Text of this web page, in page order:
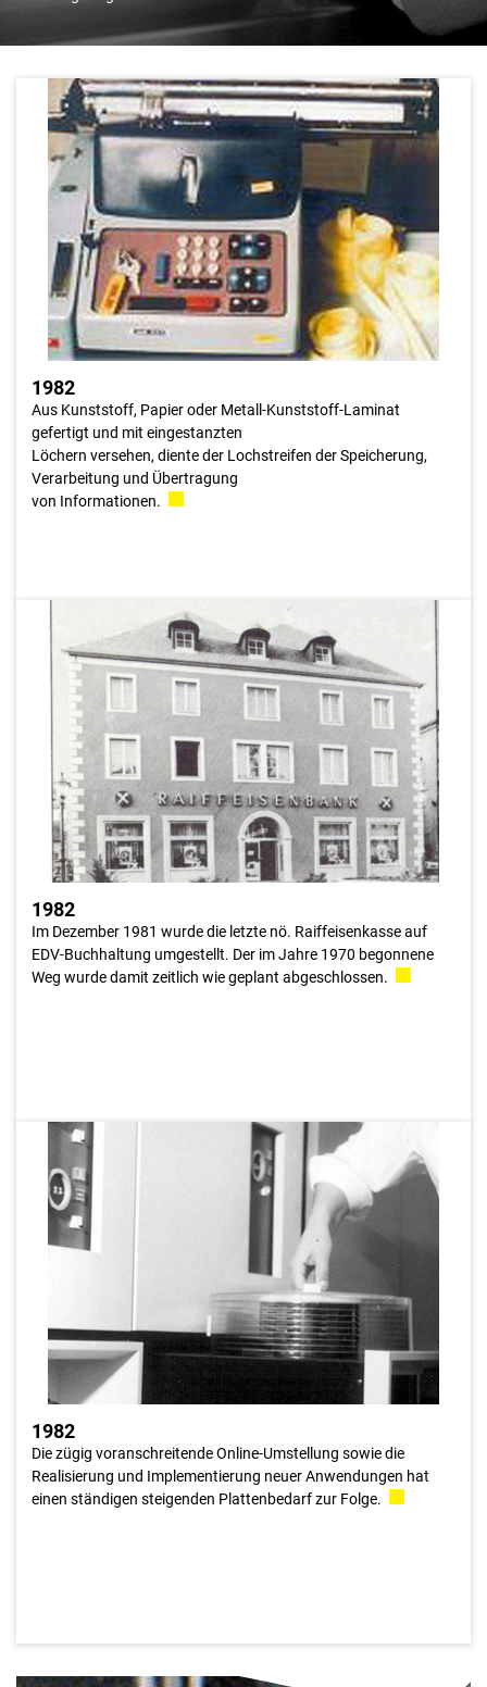
1982
Aus Kunststoff, Papier oder Metall-Kunststoff-Laminat
gefertigt und mit eingestanzten
Löchern versehen, diente der Lochstreifen der Speicherung,
Verarbeitung und Übertragung
von Informationen.
1982
In den Anfangsjahren der Datenverarbeitung war die Erfassung
der Daten mittels Lochstreifen ein billiger und sicherer Weg zur
erfolgreichen Datenverarbeitung. Bei den Raiffeisenkassen des
Einzugsbereichs des RRZ waren rund 200 solcher Geräte im
Einsatz. Neue Erfassungsterminals und wiederverwendbare
Magnetbandkassetten verdrängten die Lochkartengeräte. Im
April 1983 wurde das letzte Lochgeräte des RRZ außer Betrieb
genommen.
1982
Im Dezember 1981 wurde die letzte nö. Raiffeisenkasse auf
EDV-Buchhaltung umgestellt. Der im Jahre 1970 begonnene
Weg wurde damit zeitlich wie geplant abgeschlossen.
1982
Das Raiffeisen-Rechenzentrum, das bekanntlich neben dem
Wiener und nö. Bereich auch für das Burgenland tätig ist,
betreut nunmehr über 800 Raiffeisen-Bankstellen in diesen drei
Bundesländern. Für die Raiffeisenkassen, einschließlich der
Zentral- und Spitzeninstitute des Geldsektors wurden damals
rd. 2,5 Mio. Konten geführt und pro Jahr über 50 Mio.
Buchungen abgewickelt, wobei sich die Tagesspitzen mintunter
der 500.00er-Grenze näherten.
1982
Die zügig voranschreitende Online-Umstellung sowie die
Realisierung und Implementierung neuer Anwendungen hat
einen ständigen steigenden Plattenbedarf zur Folge.
1982
6 Plattenlaufwerke der neuen Dünnfilmtechnologie mit einer
Speicherkapazität von je 2,5 GB somit insgesamt 15 GB
angemietet. Um diesen Plattentyp softwaremäßig unterstützen
zu können, war es notwendig die Betriebssystemversion BS
3000/MSP einzusetzen.